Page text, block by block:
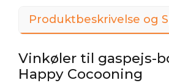
Produktbeskrivelse og
Vinkøler til gaspejs-
Happy Cocooning